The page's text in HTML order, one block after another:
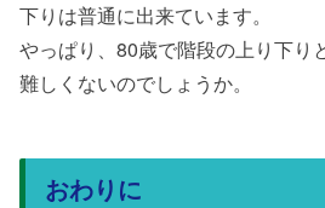
下りは普通に出来ています。
やっぱり、80歳で階段の上り下り
難しくないのでしょうか。
おわりに